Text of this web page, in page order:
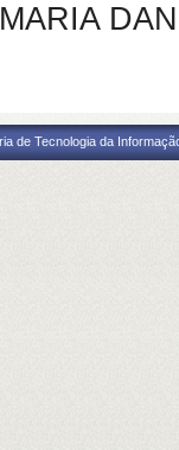
de Tecnologia da